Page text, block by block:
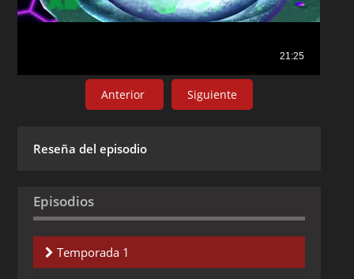
Anterior Siguiente
Reseña del episodio
Episodios
Temporada 1